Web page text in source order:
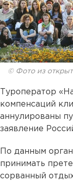
© Фото из
Туроператор
компенсаций
аннулированы
заявление
По данным
принимать
сорванный